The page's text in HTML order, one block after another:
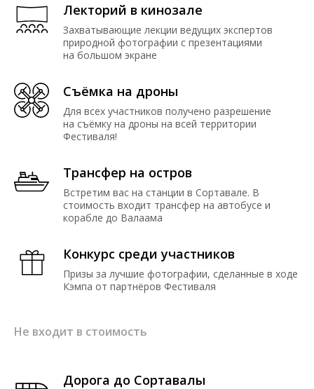
Лекторий в кинозале
Захватывающие лекции ведущих экспертов
природной фотографии с презентациями
на большом экране
Съёмка на дроны
Для всех участников получено разрешение
на съёмку на дроны на всей территории
Фестиваля!
Трансфер на остров
Встретим вас на станции в Сортавале. В
стоимость входит трансфер на автобусе и
корабле до Валаама
Конкурс среди участников
Призы за лучшие фотографии, сделанные в ходе
Кэмпа от партнёров Фестиваля
Не входит в стоимость
Дорога до Сортавалы